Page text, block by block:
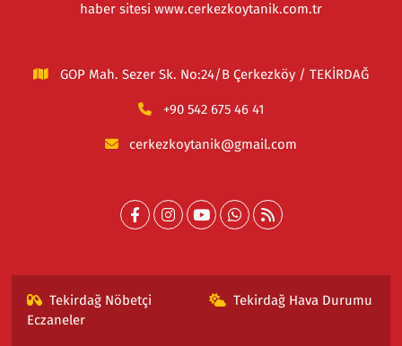
haber sitesi www.cerkezkoytanik.com.tr
GOP Mah. Sezer Sk. No:24/B Çerkezköy / TEKİRDAĞ
+90 542 675 46 41
cerkezkoytanik@gmail.com
Tekirdağ Nöbetçi
Eczaneler
Tekirdağ Hava Durumu